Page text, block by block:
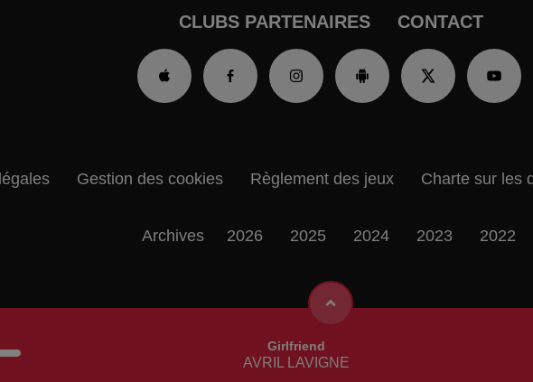
CLUBS PARTENAIRES CONTACT
Girlfriend
AVRIL LAVIGNE
Gestion des cookies Règlement des jeux Charte sur les
Archives 2026 2025 2024 2023 2022